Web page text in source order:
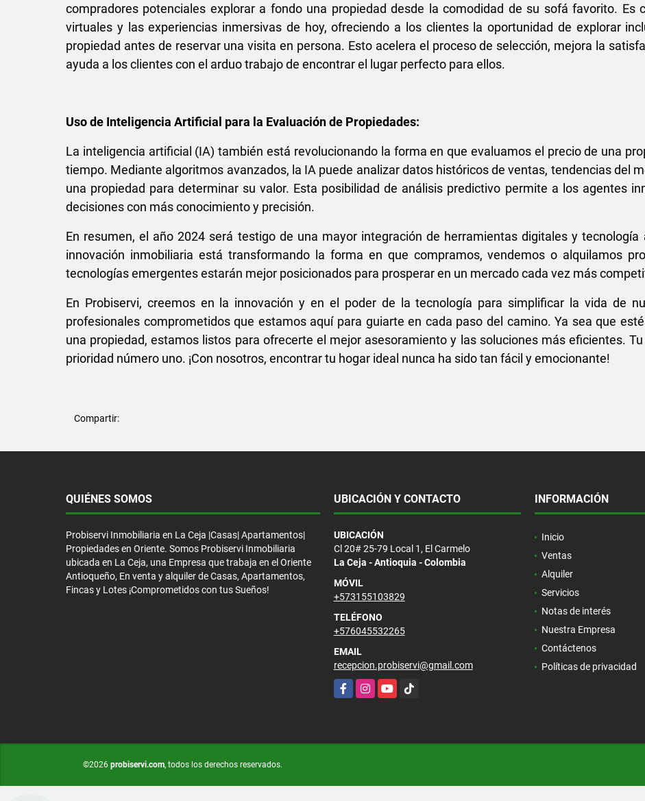
compradores potenciales explorar a fondo una propiedad desde la comodidad de su sofá favorito. Es
virtuales y las experiencias inmersivas de hoy, ofreciendo a los clientes la oportunidad de explorar
propiedad antes de reservar una visita en persona. Esto acelera el proceso de selección, mejora la
ayuda a los clientes con el arduo trabajo de encontrar el lugar perfecto para ellos.
Uso de Inteligencia Artificial para la Evaluación de Propiedades:
La inteligencia artificial (IA) también está revolucionando la forma en que evaluamos el precio de una
tiempo. Mediante algoritmos avanzados, la IA puede analizar datos históricos de ventas, tendencias del
una propiedad para determinar su valor. Esta posibilidad de análisis predictivo permite a los agentes
decisiones con más conocimiento y precisión.
En resumen, el año 2024 será testigo de una mayor integración de herramientas digitales y
innovación inmobiliaria está transformando la forma en que compramos, vendemos o alquilamos
tecnologías emergentes estarán mejor posicionados para prosperar en un mercado cada vez más
En Probiservi, creemos en la innovación y en el poder de la tecnología para simplificar la vida de
profesionales comprometidos que estamos aquí para guiarte en cada paso del camino. Ya sea que
una propiedad, estamos listos para ofrecerte el mejor asesoramiento y las soluciones más eficientes.
prioridad número uno. ¡Con nosotros, encontrar tu hogar ideal nunca ha sido tan fácil y emocionante!
Compartir:
QUIÉNES SOMOS
Probiservi Inmobiliaria en La Ceja |Casas| Apartamentos|
Propiedades en Oriente. Somos Probiservi Inmobiliaria
ubicada en La Ceja, una Empresa que trabaja en el Oriente
Antioqueño, En venta y alquiler de Casas, Apartamentos,
Fincas y Lotes ¡Comprometidos con tus Sueños!
UBICACIÓN Y CONTACTO
UBICACIÓN
Cl 20# 25-79 Local 1, El Carmelo
La Ceja - Antioquia - Colombia
MÓVIL
+573155103829
TELÉFONO
+576045532265
EMAIL
recepcion.probiservi@gmail.com
FacebookInstagramYouTubeTikTok
INFORMACIÓN
Inicio
Ventas
Alquiler
Servicios
Notas de interés
Nuestra Empresa
Contáctenos
Políticas de privacidad
©2026 probiservi.com, todos los derechos reservados.